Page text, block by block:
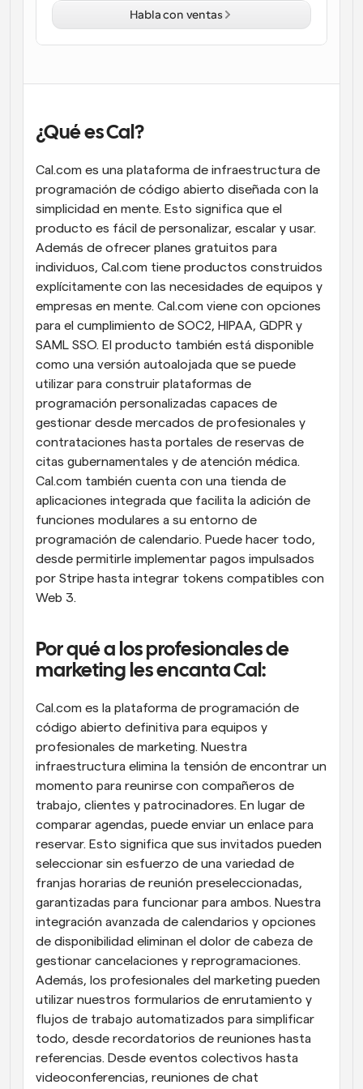
Flujos de trabajo
Automatiza la programación y los recordatorios
Reuniones Instantáneas
Reserva reuniones de forma fluida con varias personas
Recibe notificaciones cuando ocurra algo
¿Qué es Cal?
Cal.com es una plataforma de infraestructura de
programación de código abierto diseñada con la
simplicidad en mente. Esto significa que el
producto es fácil de personalizar, escalar y usar.
Además de ofrecer planes gratuitos para
individuos, Cal.com tiene productos construidos
explícitamente con las necesidades de equipos y
empresas en mente. Cal.com viene con opciones
para el cumplimiento de SOC2, HIPAA, GDPR y
SAML SSO. El producto también está disponible
como una versión autoalojada que se puede
utilizar para construir plataformas de
programación personalizadas capaces de
gestionar desde mercados de profesionales y
contrataciones hasta portales de reservas de
citas gubernamentales y de atención médica.
Cal.com también cuenta con una tienda de
aplicaciones integrada que facilita la adición de
funciones modulares a su entorno de
programación de calendario. Puede hacer todo,
desde permitirle implementar pagos impulsados
por Stripe hasta integrar tokens compatibles con
Web 3.
Por qué a los profesionales de
marketing les encanta Cal:
Cal.com es la plataforma de programación de
código abierto definitiva para equipos y
profesionales de marketing. Nuestra
infraestructura elimina la tensión de encontrar un
momento para reunirse con compañeros de
trabajo, clientes y patrocinadores. En lugar de
comparar agendas, puede enviar un enlace para
reservar. Esto significa que sus invitados pueden
seleccionar sin esfuerzo de una variedad de
franjas horarias de reunión preseleccionadas,
garantizadas para funcionar para ambos. Nuestra
integración avanzada de calendarios y opciones
de disponibilidad eliminan el dolor de cabeza de
gestionar cancelaciones y reprogramaciones.
Además, los profesionales del marketing pueden
utilizar nuestros formularios de enrutamiento y
flujos de trabajo automatizados para simplificar
todo, desde recordatorios de reuniones hasta
referencias. Desde eventos colectivos hasta
videoconferencias, reuniones de chat
Habla con ventas